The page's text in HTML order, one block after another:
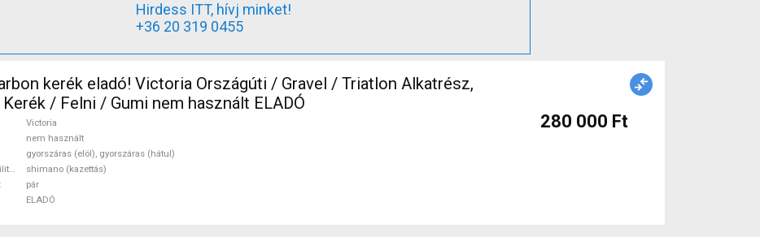
Hirdess ITT, hívj minket!
+36 20 319 0455
kerék eladó! Victoria Országúti / Gravel / Triatlon Alkatrész,
Országúti Kerék / Felni / Gumi nem használt ELADÓ
Victoria
nem használt
gyorszáras (elöl), gyorszáras (hátul)
Kazetta kompatibilitás
shimano (kazettás)
pár
ELADÓ
280 000 Ft